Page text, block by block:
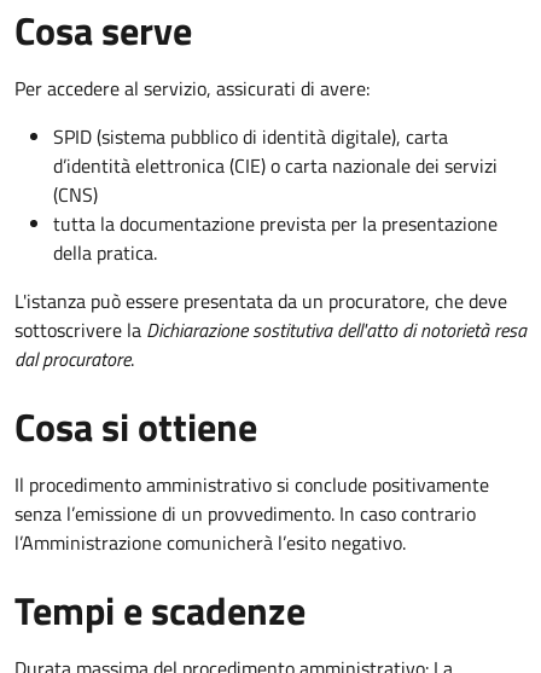
Cosa serve
Per accedere al servizio, assicurati di avere:
SPID (sistema pubblico di identità digitale), carta
d’identità elettronica (CIE) o carta nazionale dei servizi
(CNS)
tutta la documentazione prevista per la presentazione
della pratica.
L'istanza può essere presentata da un procuratore, che deve
sottoscrivere la Dichiarazione sostitutiva dell'atto di notorietà resa
dal procuratore.
Cosa si ottiene
Il procedimento amministrativo si conclude positivamente
senza l’emissione di un provvedimento. In caso contrario
l’Amministrazione comunicherà l’esito negativo.
Tempi e scadenze